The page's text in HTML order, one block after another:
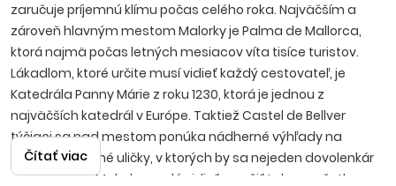
zaručuje príjemnú klímu počas celého roka. Najväčším a
zároveň hlavným mestom Malorky je Palma de Mallorca,
ktorá najmä počas letných mesiacov víta tisíce turistov.
Lákadlom, ktoré určite musí vidieť každý cestovateľ, je
Katedrála Panny Márie z roku 1230, ktorá je jednou z
najväčších katedrál v Európe. Taktiež Castel de Bellver
týčiaci sa nad mestom ponúka nádherné výhľady na
zelené, malebné uličky, v ktorých by sa nejeden dovolenkár
rád stratil. Na Malorke sa dá vidieť a zažiť takmer všetko.
Čítať viac